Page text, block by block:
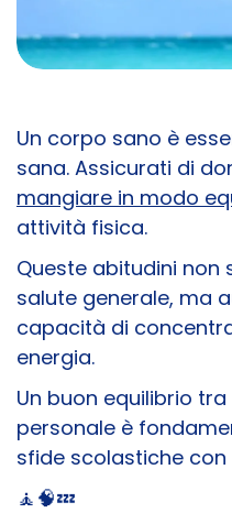
Un corpo sano è
sana. Assicurati di
mangiare in modo
attività fisica.
Queste abitudini non
salute generale, ma
capacità di
energia.
Un buon equilibrio
personale è
sfide scolastiche con
🧘​🧠​​💤​